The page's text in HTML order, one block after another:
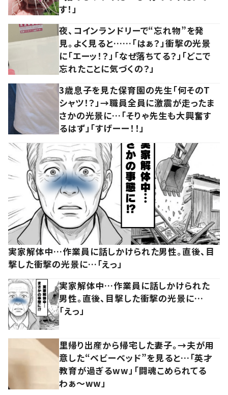
す！」
夜、コインランドリーで“忘れ物”を発
見。よく見ると……「はぁ？」衝撃の光景
に「エーッ！？」「なぜ落ちてる？」「どこで
忘れたことに気づくの？」
3歳息子を見た保育園の先生「何そのT
シャツ！？」→職員全員に激震が走ったま
さかの光景に…「そりゃ先生も大興奮す
るはず」「すげーー！！」
実家解体中…作業員に話しかけられた男性。直後、目
撃した衝撃の光景に…「えっ」
実家解体中…作業員に話しかけられた
男性。直後、目撃した衝撃の光景に…
「えっ」
里帰り出産から帰宅した妻子。→夫が用
意した“ベビーベッド”を見ると…「英才
教育が過ぎるww」「闘魂こめられてる
わぁ～ww」